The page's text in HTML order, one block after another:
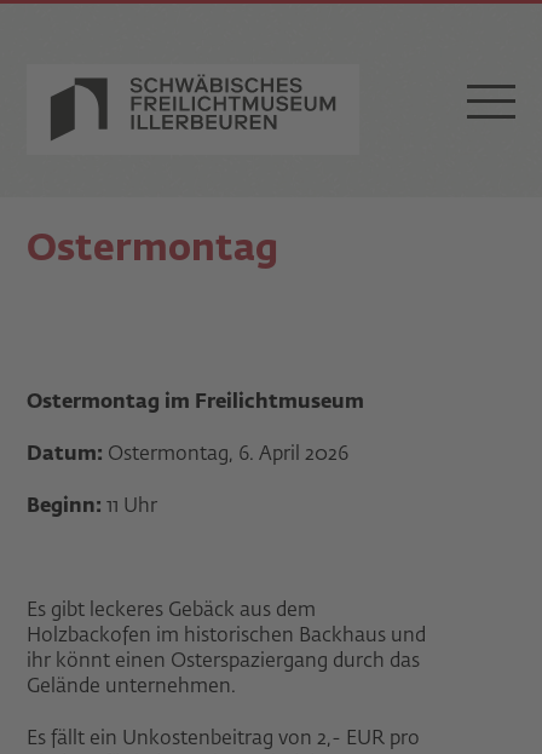
Ostermontag
Ostermontag im Freilichtmuseum
Datum: Ostermontag, 6. April 2026
Beginn: 11 Uhr
Es gibt leckeres Gebäck aus dem
Holzbackofen im historischen Backhaus und
ihr könnt einen Osterspaziergang durch das
Gelände unternehmen.
Es fällt ein Unkostenbeitrag von 2,- EUR pro